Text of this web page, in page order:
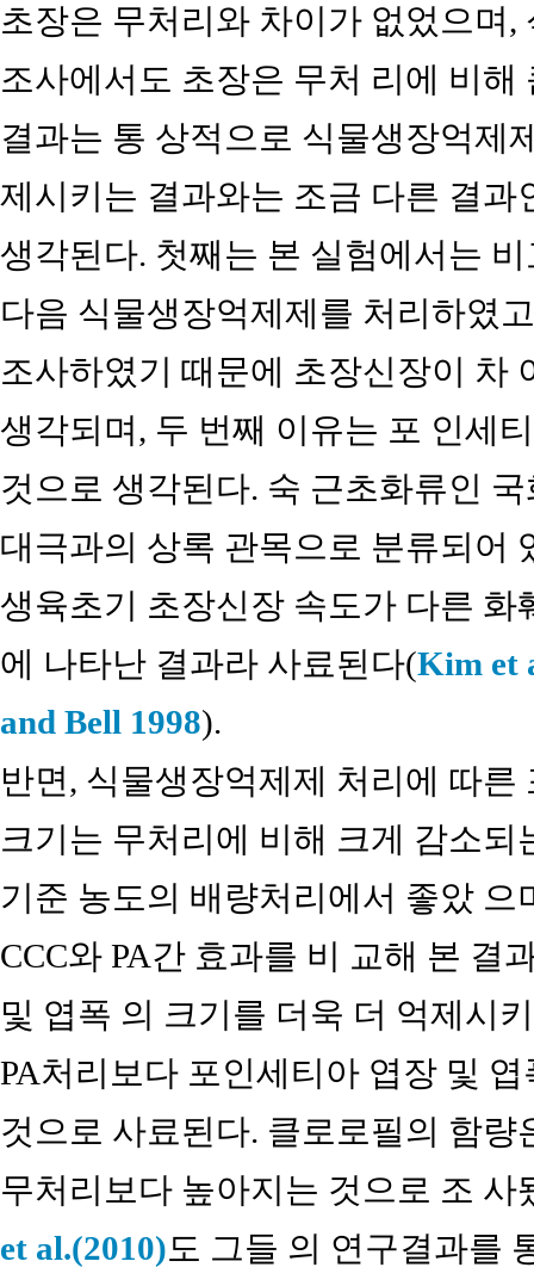
초장은 무처리와 차이가 없었으며
조사에서도 초장은 무처 리에 비
결과는 통 상적으로 식물생장억제
제시키는 결과와는 조금 다른 결
생각된다. 첫째는 본 실험에서는
다음 식물생장억제제를 처리하였
조사하였기 때문에 초장신장이 차
생각되며, 두 번째 이유는 포 인세
것으로 생각된다. 숙 근초화류인
대극과의 상록 관목으로 분류되어
생육초기 초장신장 속도가 다른
에 나타난 결과라 사료된다(Kim et
and Bell 1998).
반면, 식물생장억제제 처리에 따
크기는 무처리에 비해 크게 감소
기준 농도의 배량처리에서 좋았
CCC와 PA간 효과를 비 교해 본 결
및 엽폭 의 크기를 더욱 더 억제시
PA처리보다 포인세티아 엽장 및
것으로 사료된다. 클로로필의 함
무처리보다 높아지는 것으로 조 사
et al.(2010)도 그들 의 연구결과를